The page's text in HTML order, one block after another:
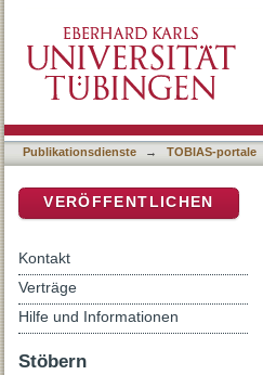
Publikationsdienste → TOBIAS-portale
VERÖFFENTLICHEN
Kontakt
Verträge
Hilfe und Informationen
Stöbern